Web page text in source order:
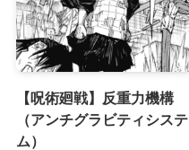
【呪術廻戦】反重力機構
（アンチグラビティシステ
ム）